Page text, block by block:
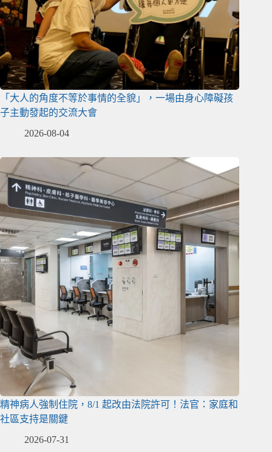
「大人的角度不等於事情的全貌」，一場由身心障礙孩
子主動發起的交流大會
2026-08-04
精神病人強制住院，8/1 起改由法院許可！法官：家庭和
社區支持是關鍵
2026-07-31